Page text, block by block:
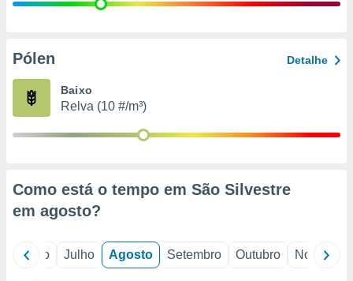
e
de
Pólen Detalhe
Baixo
Relva (10 #/m³)
Como está o tempo em São Silvestre
em agosto?
Junho Julho Agosto Setembro Outubro Novembro